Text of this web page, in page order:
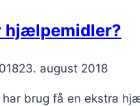
hjælpemidler?
23. august 2018
har brug få en ekstra